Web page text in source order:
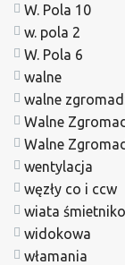
W. Pola 10
w. pola 2
W. Pola 6
walne
walne
Walne
Walne
wentylacja
węzły co i ccw
wiata
widokowa
włamania